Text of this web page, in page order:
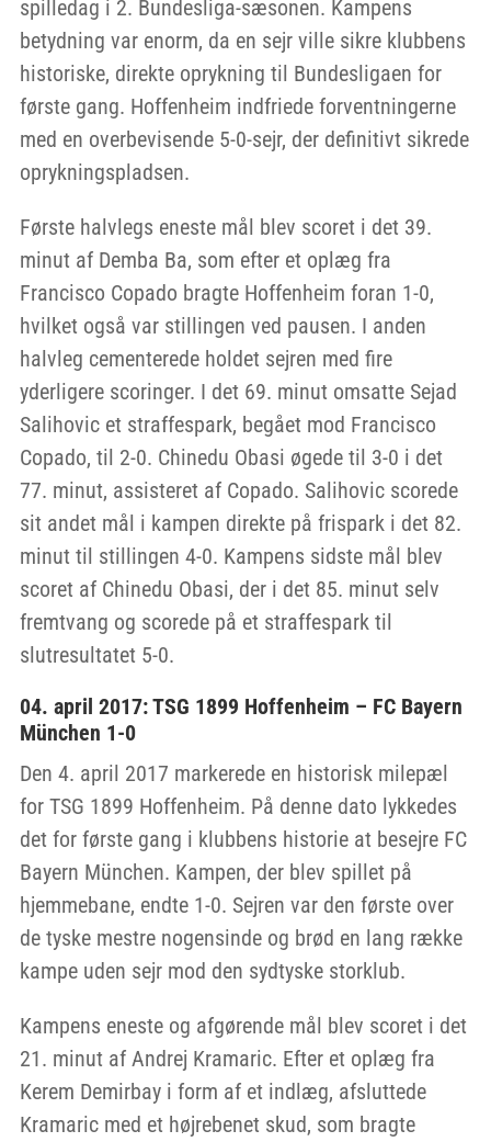
spilledag i 2. Bundesliga-sæsonen. Kampens
betydning var enorm, da en sejr ville sikre klubbens
historiske, direkte oprykning til Bundesligaen for
første gang. Hoffenheim indfriede forventningerne
med en overbevisende 5-0-sejr, der definitivt sikrede
oprykningspladsen.
Første halvlegs eneste mål blev scoret i det 39.
minut af Demba Ba, som efter et oplæg fra
Francisco Copado bragte Hoffenheim foran 1-0,
hvilket også var stillingen ved pausen. I anden
halvleg cementerede holdet sejren med fire
yderligere scoringer. I det 69. minut omsatte Sejad
Salihovic et straffespark, begået mod Francisco
Copado, til 2-0. Chinedu Obasi øgede til 3-0 i det
77. minut, assisteret af Copado. Salihovic scorede
sit andet mål i kampen direkte på frispark i det 82.
minut til stillingen 4-0. Kampens sidste mål blev
scoret af Chinedu Obasi, der i det 85. minut selv
fremtvang og scorede på et straffespark til
slutresultatet 5-0.
04. april 2017: TSG 1899 Hoffenheim – FC Bayern
München 1-0
Den 4. april 2017 markerede en historisk milepæl
for TSG 1899 Hoffenheim. På denne dato lykkedes
det for første gang i klubbens historie at besejre FC
Bayern München. Kampen, der blev spillet på
hjemmebane, endte 1-0. Sejren var den første over
de tyske mestre nogensinde og brød en lang række
kampe uden sejr mod den sydtyske storklub.
Kampens eneste og afgørende mål blev scoret i det
21. minut af Andrej Kramaric. Efter et oplæg fra
Kerem Demirbay i form af et indlæg, afsluttede
Kramaric med et højrebenet skud, som bragte